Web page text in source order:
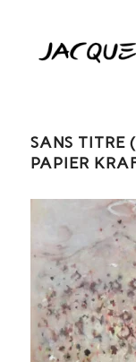
SANS TITRE
PAPIER